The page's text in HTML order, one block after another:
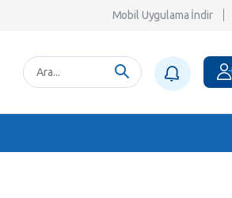
Mobil Uygulama İndir